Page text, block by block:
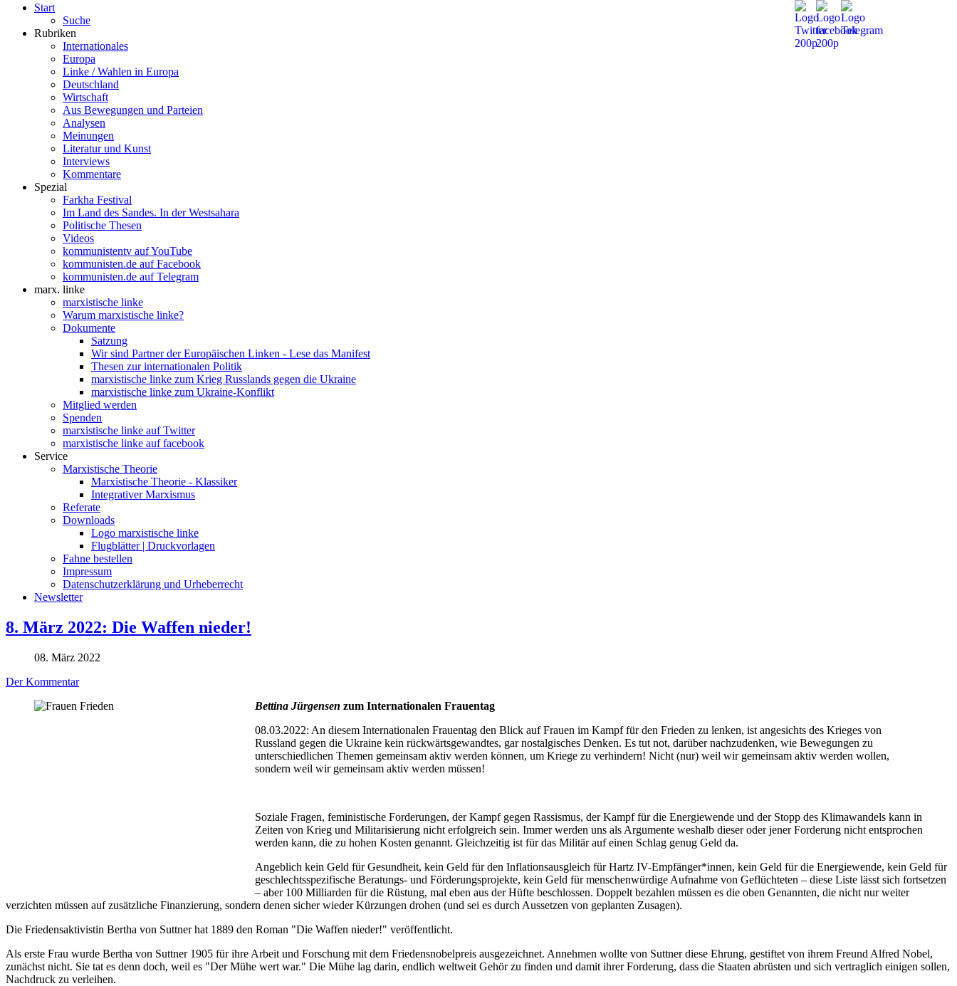
Start
Suche
Rubriken
Internationales
Europa
Linke / Wahlen in Europa
Deutschland
Wirtschaft
Aus Bewegungen und Parteien
Analysen
Meinungen
Literatur und Kunst
Interviews
Kommentare
Spezial
Farkha Festival
Im Land des Sandes. In der Westsahara
Politische Thesen
Videos
kommunistentv auf YouTube
kommunisten.de auf Facebook
kommunisten.de auf Telegram
marx. linke
marxistische linke
Warum marxistische linke?
Dokumente
Satzung
Wir sind Partner der Europäischen Linken - Lese das Manifest
Thesen zur internationalen Politik
marxistische linke zum Krieg Russlands gegen die Ukraine
marxistische linke zum Ukraine-Konflikt
Mitglied werden
Spenden
marxistische linke auf Twitter
marxistische linke auf facebook
Service
Marxistische Theorie
Marxistische Theorie - Klassiker
Integrativer Marxismus
Referate
Downloads
Logo marxistische linke
Flugblätter | Druckvorlagen
Fahne bestellen
Impressum
Datenschutzerklärung und Urheberrecht
Newsletter
8. März 2022: Die Waffen nieder!
08. März 2022
Der Kommentar
Bettina Jürgensen zum Internationalen Frauentag
08.03.2022: An diesem Internationalen Frauentag den Blick auf Frauen im Kampf für den Frieden zu lenken, ist angesichts des Krieges von
Russland gegen die Ukraine kein rückwärtsgewandtes, gar nostalgisches Denken. Es tut not, darüber nachzudenken, wie Bewegungen zu
unterschiedlichen Themen gemeinsam aktiv werden können, um Kriege zu verhindern! Nicht (nur) weil wir gemeinsam aktiv werden wollen,
sondern weil wir gemeinsam aktiv werden müssen!
Soziale Fragen, feministische Forderungen, der Kampf gegen Rassismus, der Kampf für die Energiewende und der Stopp des Klimawandels kann in
Zeiten von Krieg und Militarisierung nicht erfolgreich sein. Immer werden uns als Argumente weshalb dieser oder jener Forderung nicht entsprochen
werden kann, die zu hohen Kosten genannt. Gleichzeitig ist für das Militär auf einen Schlag genug Geld da.
Angeblich kein Geld für Gesundheit, kein Geld für den Inflationsausgleich für Hartz IV-Empfänger*innen, kein Geld für die Energiewende, kein Geld für
geschlechtsspezifische Beratungs- und Förderungsprojekte, kein Geld für menschenwürdige Aufnahme von Geflüchteten – diese Liste lässt sich fortsetzen
– aber 100 Milliarden für die Rüstung, mal eben aus der Hüfte beschlossen. Doppelt bezahlen müssen es die oben Genannten, die nicht nur weiter
verzichten müssen auf zusätzliche Finanzierung, sondern denen sicher wieder Kürzungen drohen (und sei es durch Aussetzen von geplanten Zusagen).
Die Friedensaktivistin Bertha von Suttner hat 1889 den Roman "Die Waffen nieder!" veröffentlicht.
Als erste Frau wurde Bertha von Suttner 1905 für ihre Arbeit und Forschung mit dem Friedensnobelpreis ausgezeichnet. Annehmen wollte von Suttner diese Ehrung, gestiftet von ihrem Freund Alfred Nobel,
zunächst nicht. Sie tat es denn doch, weil es "Der Mühe wert war." Die Mühe lag darin, endlich weltweit Gehör zu finden und damit ihrer Forderung, dass die Staaten abrüsten und sich vertraglich einigen sollen,
Nachdruck zu verleihen.